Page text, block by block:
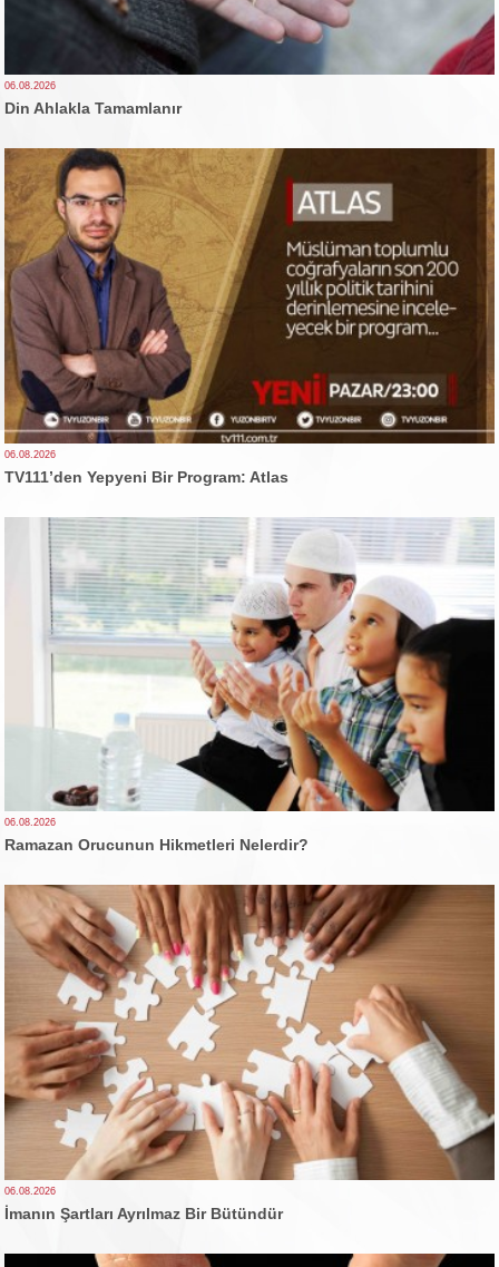
06.08.2026
Din Ahlakla Tamamlanır
06.08.2026
TV111’den Yepyeni Bir Program: Atlas
06.08.2026
Ramazan Orucunun Hikmetleri Nelerdir?
06.08.2026
İmanın Şartları Ayrılmaz Bir Bütündür